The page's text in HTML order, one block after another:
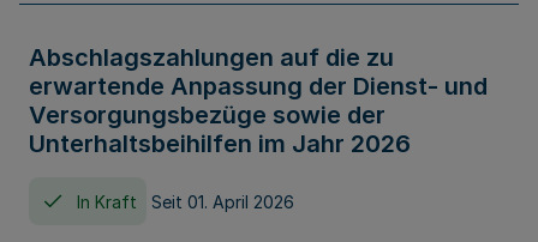
Abschlagszahlungen auf die zu
erwartende Anpassung der Dienst- und
Versorgungsbezüge sowie der
Unterhaltsbeihilfen im Jahr 2026
In Kraft Seit 01. April 2026